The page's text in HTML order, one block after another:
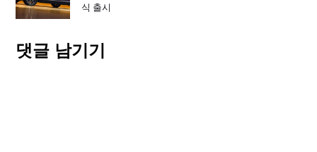
식 출시
댓글 남기기